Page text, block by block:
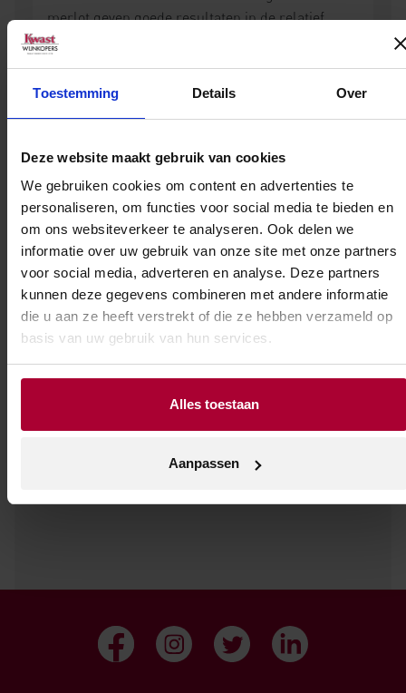
Toestemming Details Over
Deze website maakt gebruik van cookies
We gebruiken cookies om content en advertenties te
personaliseren, om functies voor social media te bieden en
om ons websiteverkeer te analyseren. Ook delen we
informatie over uw gebruik van onze site met onze partners
voor social media, adverteren en analyse. Deze partners
kunnen deze gegevens combineren met andere informatie
die u aan ze heeft verstrekt of die ze hebben verzameld op
basis van uw gebruik van hun services.
Alles toestaan
Aanpassen
merlot geven goede resultaten in de relatief
warmere delen op het Noordereiland.
de twintigste eeuw kwam de wijnindustrie pas
echt op gang. Eerst met versterkte wijn, maar al
snel met de grootschalige productie van wijnen
van de Müller-Thurgau. Lichte, zoetige wijnen in
de destijds gangbare Duitse stijl. Toen in de
jaren tachtig niemand dit soort wijnen nog wilde
drinken, begonnen wijnboeren met de aanplant
van sauvignon blanc. Dat was een meesterlijke
zet. Met name de klimatologische
omstandigheden vanMarlboroughbleken ideaal